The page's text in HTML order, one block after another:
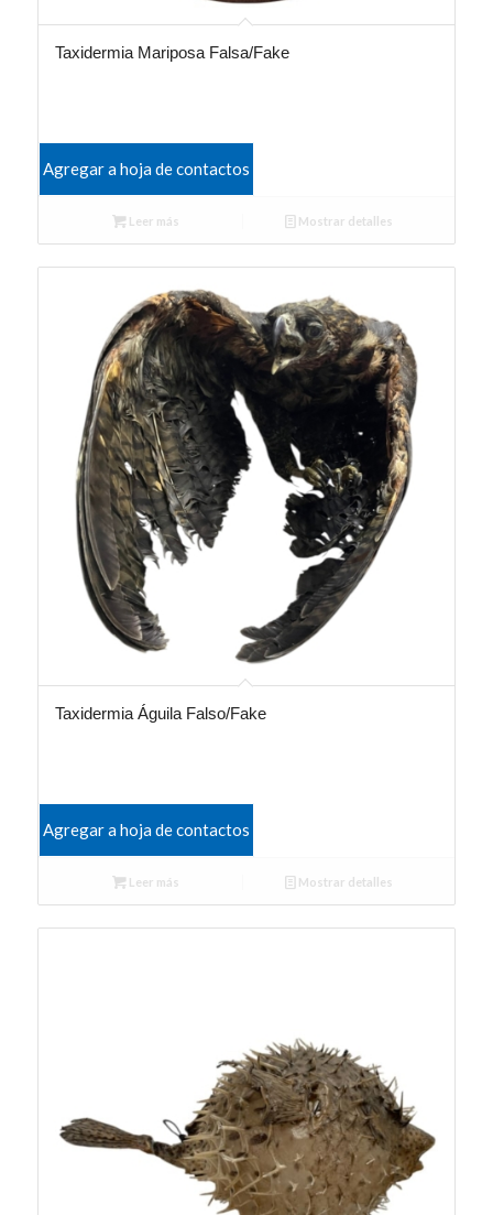
Taxidermia Mariposa Falsa/Fake
Agregar a hoja de contactos
Leer más Mostrar detalles
Taxidermia Águila Falso/Fake
Agregar a hoja de contactos
Leer más Mostrar detalles